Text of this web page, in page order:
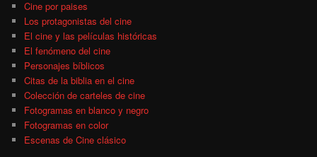
Cine por paises
Los protagonistas del cine
El cine y las películas históricas
El fenómeno del cine
Personajes bíblicos
Citas de la biblia en el cine
Colección de carteles de cine
Fotogramas en blanco y negro
Fotogramas en color
Escenas de Cine clásico